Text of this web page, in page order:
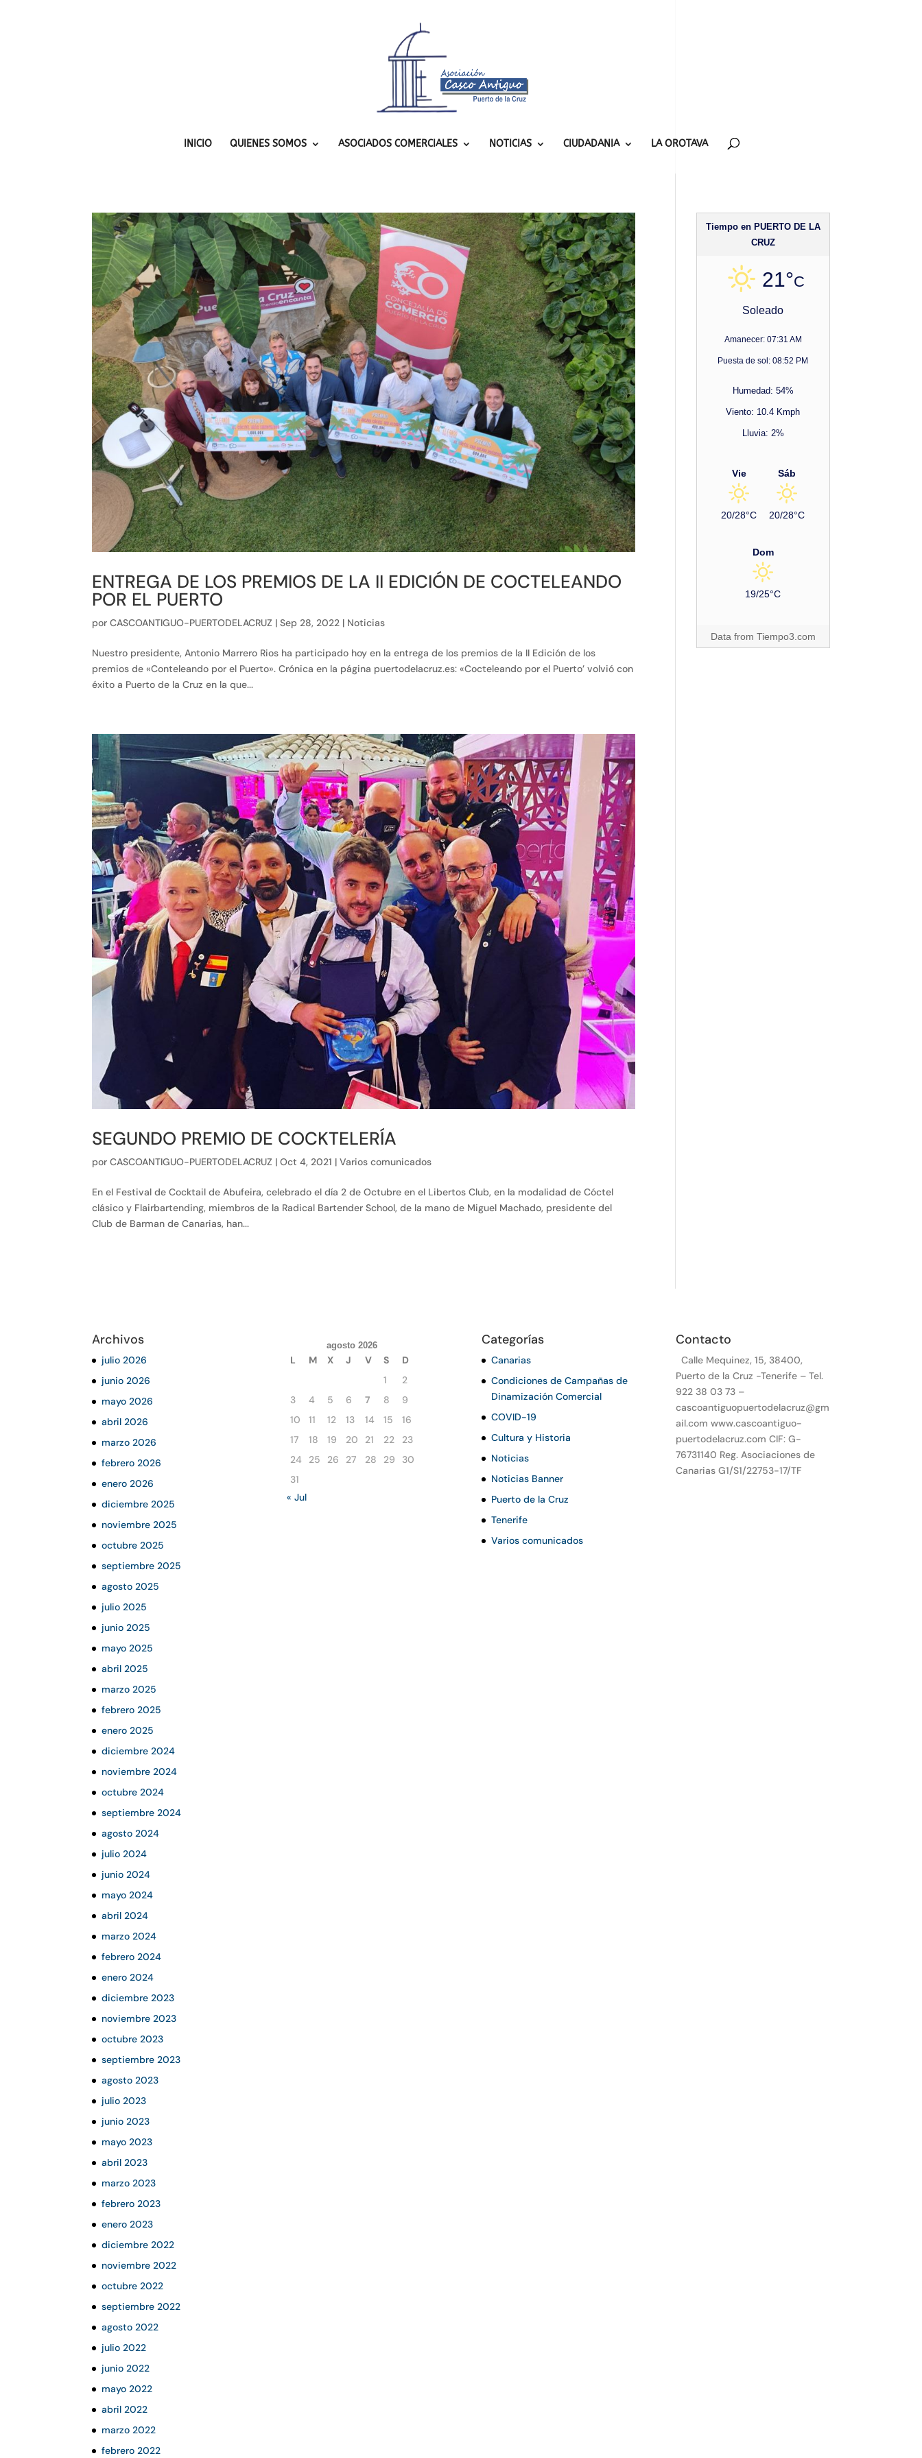
INICIO QUIENES SOMOS ASOCIADOS COMERCIALES NOTICIAS CIUDADANIA LA OROTAVA
ENTREGA DE LOS PREMIOS DE LA II EDICIÓN DE COCTELEANDO
POR EL PUERTO
porCASCOANTIGUO-PUERTODELACRUZ |Sep 28, 2022 | Noticias
Nuestro presidente, Antonio Marrero Rios ha participado hoy en la entrega de los premios de la II Edición de los
premios de «Conteleando por el Puerto». Crónica en la página puertodelacruz.es: «Cocteleando por el Puerto’ volvió con
éxito a Puerto de la Cruz en la que...
SEGUNDO PREMIO DE COCKTELERÍA
porCASCOANTIGUO-PUERTODELACRUZ |Oct 4, 2021 |Varios comunicados
En el Festival de Cocktail de Abufeira, celebrado el día 2 de Octubre en el Libertos Club, en la modalidad de Cóctel
clásico y Flairbartending, miembros de la Radical Bartender School, de la mano de Miguel Machado, presidente del
Club de Barman de Canarias, han...
Tiempo en PUERTO DE LA
CRUZ
21°C
Soleado
Amanecer: 07:31 AM
Puesta de sol: 08:52 PM
Humedad: 54%
Viento: 10.4 Kmph
Lluvia: 2%
Vie
20/28°C
Sáb
20/28°C
Dom
19/25°C
Data from Tiempo3.com
Archivos
julio 2026
junio 2026
mayo 2026
abril 2026
marzo 2026
febrero 2026
enero 2026
diciembre 2025
noviembre 2025
octubre 2025
septiembre 2025
agosto 2025
julio 2025
junio 2025
mayo 2025
abril 2025
marzo 2025
febrero 2025
enero 2025
diciembre 2024
noviembre 2024
octubre 2024
septiembre 2024
agosto 2024
julio 2024
junio 2024
mayo 2024
abril 2024
marzo 2024
febrero 2024
enero 2024
diciembre 2023
noviembre 2023
octubre 2023
septiembre 2023
agosto 2023
julio 2023
junio 2023
mayo 2023
abril 2023
marzo 2023
febrero 2023
enero 2023
diciembre 2022
noviembre 2022
octubre 2022
septiembre 2022
agosto 2022
julio 2022
junio 2022
mayo 2022
abril 2022
marzo 2022
febrero 2022
agosto 2026
L M X J V S
D
1
2
3
4 5 6 7 8
9
10
11 12 13 14 15
16
17
18 19 20 21 22
23
24
25 26 27 28 29
30
31
« Jul
Categorías
Canarias
Condiciones de Campañas de
Dinamización Comercial
COVID-19
Cultura y Historia
Noticias
Noticias Banner
Puerto de la Cruz
Tenerife
Varios comunicados
Contacto
Calle Mequinez, 15, 38400,
Puerto de la Cruz -Tenerife – Tel.
922 38 03 73 –
cascoantiguopuertodelacruz@gm
ail.com www.cascoantiguo-
puertodelacruz.com CIF: G-
76731140 Reg. Asociaciones de
Canarias G1/S1/22753-17/TF